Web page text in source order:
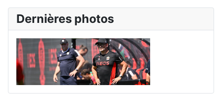
Dernières photos